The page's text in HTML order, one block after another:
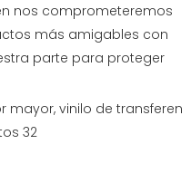
nos comprometeremos
más amigables con
parte para proteger